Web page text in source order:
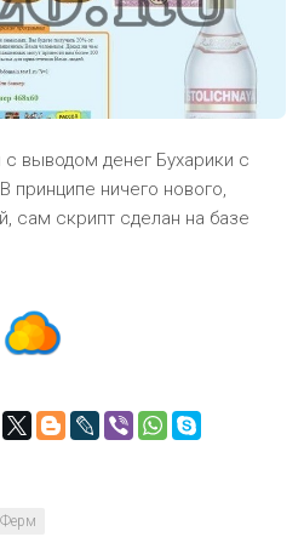
выводом денег Бухарики с
принципе ничего нового,
сам скрипт сделан на базе